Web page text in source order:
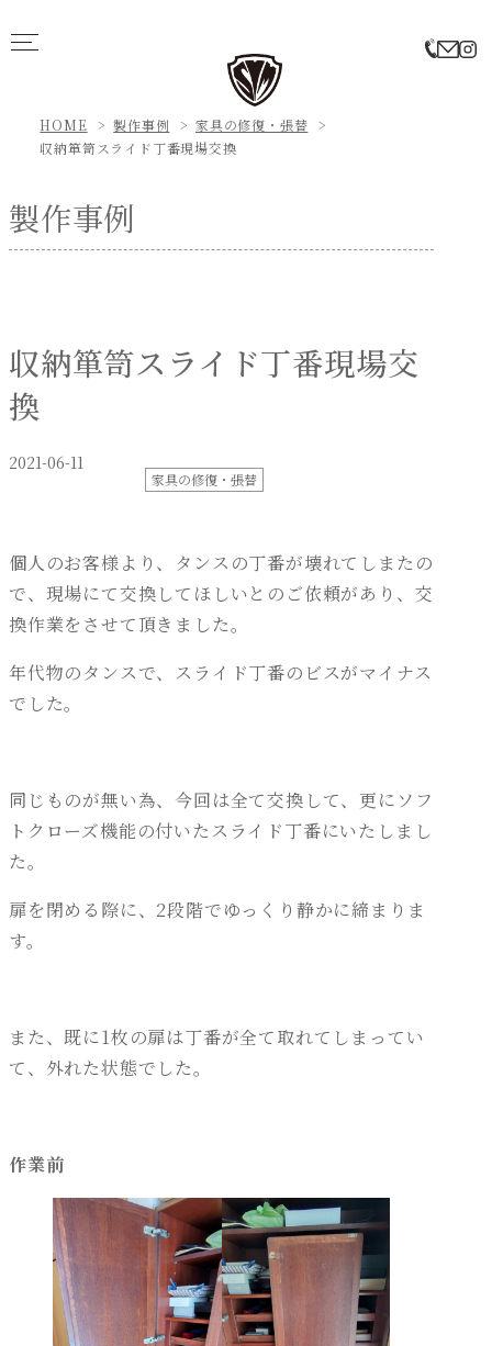
HOME 製作事例
家具の修復・張替
収納箪笥スライド丁番現場交換
製作事例
収納箪笥スライド丁番現場交
換
2021-06-11
家具の修復・張替
個人のお客様より、タンスの丁番が壊れてしまたの
で、現場にて交換してほしいとのご依頼があり、交
換作業をさせて頂きました。
年代物のタンスで、スライド丁番のビスがマイナス
でした。
同じものが無い為、今回は全て交換して、更にソフ
トクローズ機能の付いたスライド丁番にいたしまし
た。
扉を閉める際に、2段階でゆっくり静かに締まりま
す。
また、既に1枚の扉は丁番が全て取れてしまってい
て、外れた状態でした。
作業前